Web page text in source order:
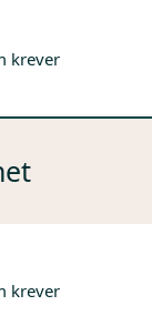
krever
krever